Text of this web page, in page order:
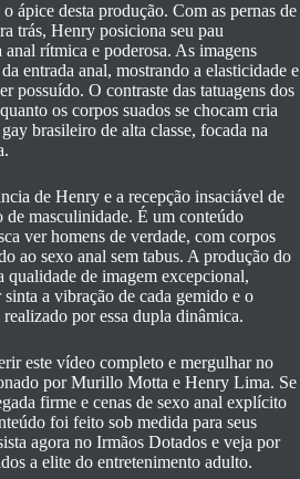
ápice desta produção. Com as pernas de
trás, Henry posiciona seu pau
rítmica e poderosa. As imagens
entrada anal, mostrando a elasticidade e
possuído. O contraste das tatuagens dos
os corpos suados se chocam cria
brasileiro de alta classe, focada na
de Henry e a recepção insaciável de
masculinidade. É um conteúdo
ver homens de verdade, com corpos
ao sexo anal sem tabus. A produção do
qualidade de imagem excepcional,
a vibração de cada gemido e o
por essa dupla dinâmica.
este vídeo completo e mergulhar no
por Murillo Motta e Henry Lima. Se
firme e cenas de sexo anal explícito
foi feito sob medida para seus
agora no Irmãos Dotados e veja por
a elite do entretenimento adulto.